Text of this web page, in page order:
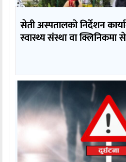
सेती अस्पतालको निर्देशन
स्वास्थ्य संस्था वा क्लिनिकमा